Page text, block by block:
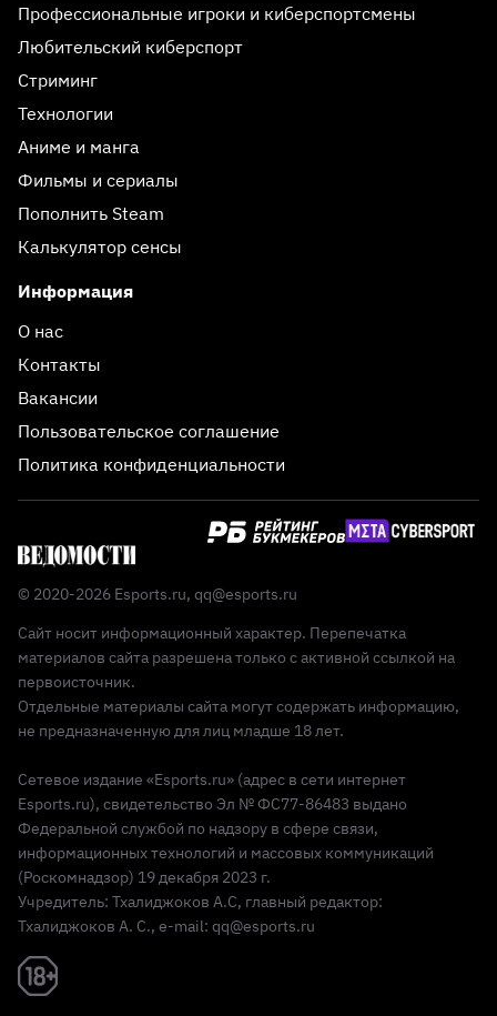
Профессиональные игроки и киберспортсмены
Любительский киберспорт
Стриминг
Технологии
Аниме и манга
Фильмы и сериалы
Пополнить Steam
Калькулятор сенсы
Информация
О нас
Контакты
Вакансии
Пользовательское соглашение
Политика конфиденциальности
© 2020-2026 Esports.ru, qq@esports.ru
Сайт носит информационный характер. Перепечатка
материалов сайта разрешена только с активной ссылкой на
первоисточник.
Отдельные материалы сайта могут содержать информацию,
не предназначенную для лиц младше 18 лет.
Сетевое издание «Esports.ru» (адрес в сети интернет
Esports.ru), свидетельство Эл № ФС77-86483 выдано
Федеральной службой по надзору в сфере связи,
информационных технологий и массовых коммуникаций
(Роскомнадзор) 19 декабря 2023 г.
Учредитель: Тхалиджоков А.С, главный редактор:
Тхалиджоков А. С., e-mail: qq@esports.ru